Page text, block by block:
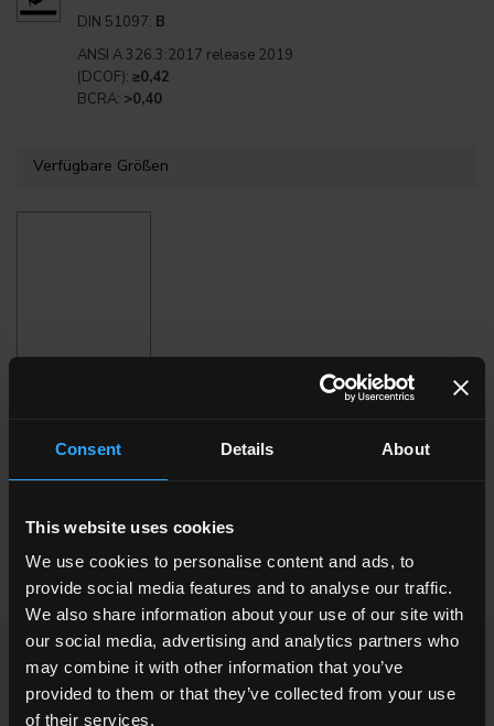
Consent Details About
This website uses cookies
We use cookies to personalise content and ads, to
provide social media features and to analyse our traffic.
We also share information about your use of our site with
our social media, advertising and analytics partners who
may combine it with other information that you’ve
provided to them or that they’ve collected from your use
of their services.
DIN 51097: B
ANSI A 326.3:2017 release 2019
(DCOF): ≥0,42
BCRA: >0,40
Verfügbare Größen
120x260 . 48"x102" 60x120 . 24"x48"
KÖNNTE IHNEN INTERESSIEREN